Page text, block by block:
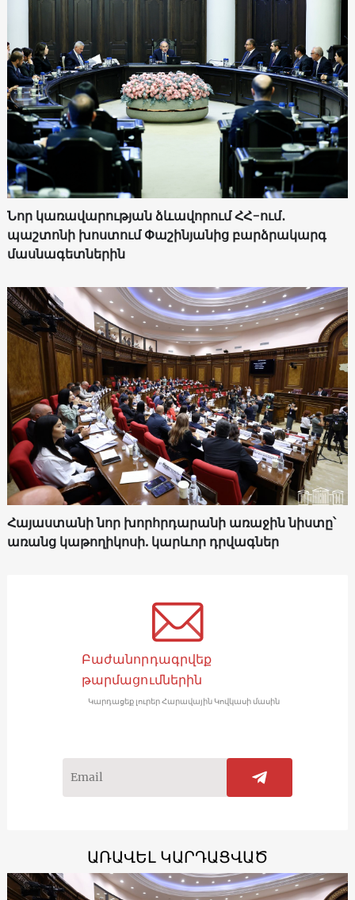
Նոր կառավարության ձևավորում ՀՀ-ում․
պաշտոնի խոստում Փաշինյանից բարձրակարգ
մասնագետներին
Հայաստանի նոր խորհրդարանի առաջին նիստը՝
առանց կաթողիկոսի. կարևոր դրվագներ
Բաժանորդագրվեք
թարմացումներին
Կարդացեք լուրեր Հարավային Կովկասի մասին
ԱՌԱՎԵԼ ԿԱՐԴԱՑՎԱԾ